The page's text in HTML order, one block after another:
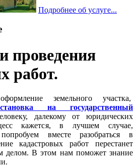
Подробнее об услуге...
проведения
работ.
земельного участка,
на государственный
далекому от юридических
кажется, в лучшем случае,
вместе разобраться в
кадастровых работ перестанет
делом. В этом нам поможет знание